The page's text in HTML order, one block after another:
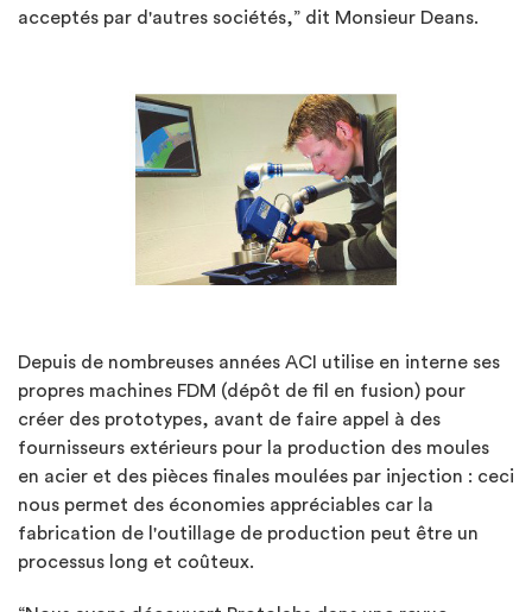
acceptés par d'autres sociétés,” dit Monsieur Deans.
Depuis de nombreuses années ACI utilise en interne ses
propres machines FDM (dépôt de fil en fusion) pour
créer des prototypes, avant de faire appel à des
fournisseurs extérieurs pour la production des moules
en acier et des pièces finales moulées par injection : ceci
nous permet des économies appréciables car la
fabrication de l'outillage de production peut être un
processus long et coûteux.